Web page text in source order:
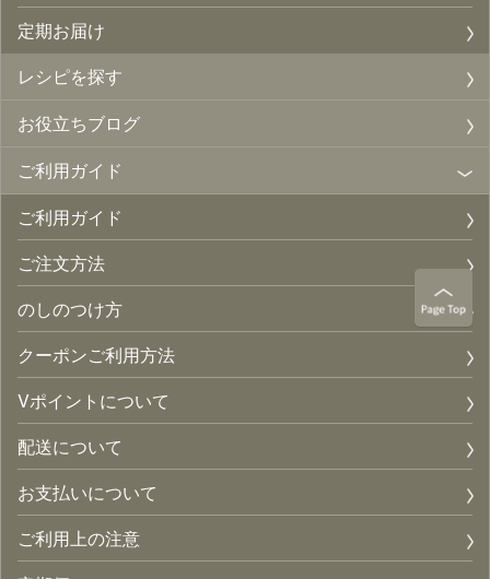
定期お届け
レシピを探す
お役立ちブログ
ご利用ガイド
ご利用ガイド
ご注文方法
のしのつけ方
クーポンご利用方法
Vポイントについて
配送について
お支払いについて
ご利用上の注意